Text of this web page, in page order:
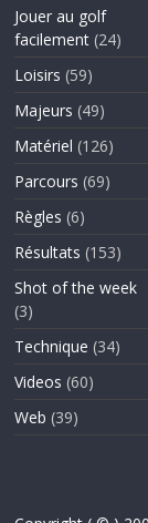
Jouer au golf
facilement (24)
Loisirs (59)
Majeurs (49)
Matériel (126)
Parcours (69)
Règles (6)
Résultats (153)
Shot of the week
(3)
Technique (34)
Videos (60)
Web (39)